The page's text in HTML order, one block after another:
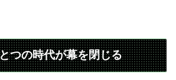
つの時代が幕を閉じる